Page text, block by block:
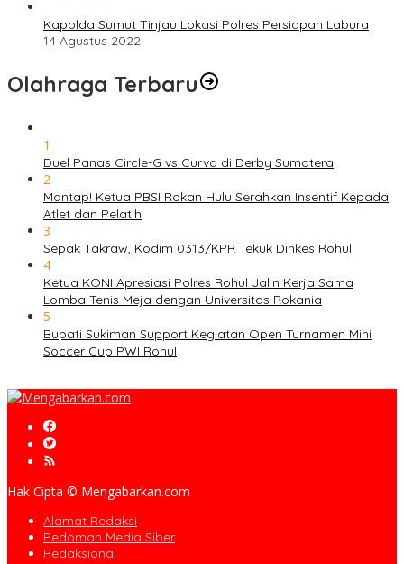
Kapolda Sumut Tinjau Lokasi Polres Persiapan Labura
14 Agustus 2022
Olahraga Terbaru
1
Duel Panas Circle-G vs Curva di Derby Sumatera
2
Mantap! Ketua PBSI Rokan Hulu Serahkan Insentif Kepada
Atlet dan Pelatih
3
Sepak Takraw, Kodim 0313/KPR Tekuk Dinkes Rohul
4
Ketua KONI Apresiasi Polres Rohul Jalin Kerja Sama
Lomba Tenis Meja dengan Universitas Rokania
5
Bupati Sukiman Support Kegiatan Open Turnamen Mini
Soccer Cup PWI Rohul
Hak Cipta © Mengabarkan.com
Alamat Redaksi
Pedoman Media Siber
Redaksional